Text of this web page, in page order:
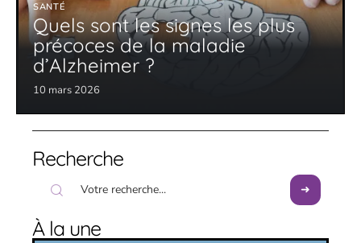
SANTÉ
Quels sont les signes les plus
précoces de la maladie
d’Alzheimer ?
10 mars 2026
Recherche
À la une